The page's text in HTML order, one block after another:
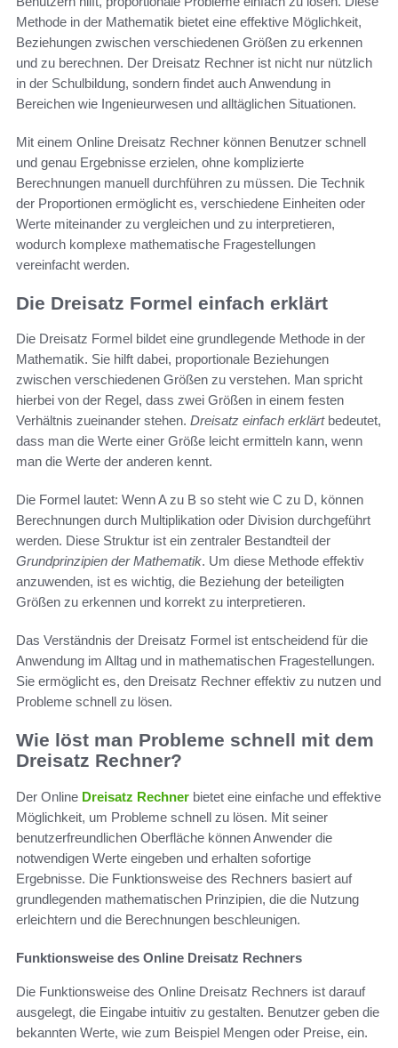
Methode in der Mathematik bietet eine effektive Möglichkeit,
Beziehungen zwischen verschiedenen Größen zu erkennen
und zu berechnen. Der Dreisatz Rechner ist nicht nur nützlich
in der Schulbildung, sondern findet auch Anwendung in
Bereichen wie Ingenieurwesen und alltäglichen Situationen.
Mit einem Online Dreisatz Rechner können Benutzer schnell
und genau Ergebnisse erzielen, ohne komplizierte
Berechnungen manuell durchführen zu müssen. Die Technik
der Proportionen ermöglicht es, verschiedene Einheiten oder
Werte miteinander zu vergleichen und zu interpretieren,
wodurch komplexe mathematische Fragestellungen
vereinfacht werden.
Die Dreisatz Formel einfach erklärt
Die Dreisatz Formel bildet eine grundlegende Methode in der
Mathematik. Sie hilft dabei, proportionale Beziehungen
zwischen verschiedenen Größen zu verstehen. Man spricht
hierbei von der Regel, dass zwei Größen in einem festen
Verhältnis zueinander stehen. Dreisatz einfach erklärtbedeutet,
dass man die Werte einer Größe leicht ermitteln kann, wenn
man die Werte der anderen kennt.
Die Formel lautet: Wenn A zu B so steht wie C zu D, können
Berechnungen durch Multiplikation oder Division durchgeführt
werden. Diese Struktur ist ein zentraler Bestandteil der
Grundprinzipien der Mathematik. Um diese Methode effektiv
anzuwenden, ist es wichtig, die Beziehung der beteiligten
Größen zu erkennen und korrekt zu interpretieren.
Das Verständnis der Dreisatz Formel ist entscheidend für die
Anwendung im Alltag und in mathematischen Fragestellungen.
Sie ermöglicht es, den Dreisatz Rechner effektiv zu nutzen und
Probleme schnell zu lösen.
Wie löst man Probleme schnell mit dem
Dreisatz Rechner?
Der Online Dreisatz Rechner bietet eine einfache und effektive
Möglichkeit, um Probleme schnell zu lösen. Mit seiner
benutzerfreundlichen Oberfläche können Anwender die
notwendigen Werte eingeben und erhalten sofortige
Ergebnisse. Die Funktionsweise des Rechners basiert auf
grundlegenden mathematischen Prinzipien, die die Nutzung
erleichtern und die Berechnungen beschleunigen.
Funktionsweise des Online Dreisatz Rechners
Die Funktionsweise des Online Dreisatz Rechners ist darauf
ausgelegt, die Eingabe intuitiv zu gestalten. Benutzer geben die
bekannten Werte, wie zum Beispiel Mengen oder Preise, ein.